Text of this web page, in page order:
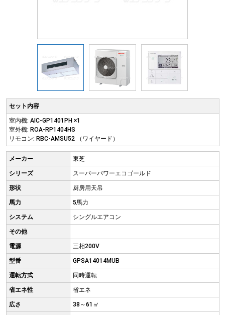
セット内容
室内機: AIC-GP1401PH ×1
室外機: ROA-RP1404HS
リモコン: RBC-AMSU52 （ワイヤード）
メーカー 東芝
シリーズ スーパーパワーエコゴールド
形状 厨房用天吊
馬力 5馬力
システム シングルエアコン
その他
電源 三相200V
型番 GPSA14014MUB
運転方式 同時運転
省エネ性 省エネ
広さ 38～61㎡